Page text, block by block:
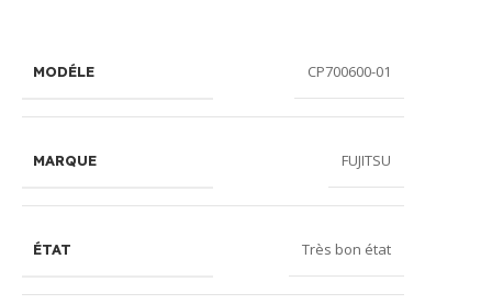
MODÉLE CP700600-01
MARQUE FUJITSU
ÉTAT Très bon état